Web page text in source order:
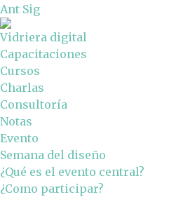
Ant Sig
Vidriera digital
Capacitaciones
Cursos
Charlas
Consultoría
Notas
Evento
Semana del diseño
¿Qué es el evento central?
¿Como participar?